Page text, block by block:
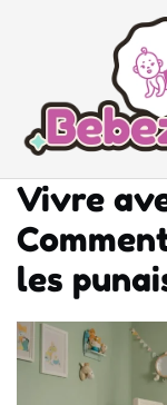
Vivre
les